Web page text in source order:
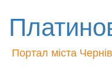
Портал міста